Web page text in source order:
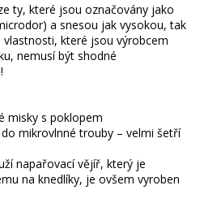
ty, které jsou označovány jako
a snesou jak vysokou, tak
které jsou výrobcem
nemusí být shodné
misky s poklopem
mikrovlnné trouby – velmi šetří
napařovací vějíř, který je
na knedlíky, je ovšem vyroben